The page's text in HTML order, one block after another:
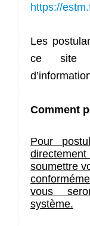
https://
Les
ce site
Comment
Pour
soumettre
vous
système.